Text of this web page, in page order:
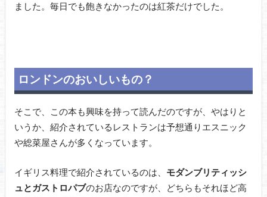
ました。毎日でも飽きなかったのは紅茶だけでした。
ロンドンのおいしいもの？
そこで、この本も興味を持って読んだのですが、やはりと
いうか、紹介されているレストランは予想通りエスニック
や総菜屋さんが多くなっています。
イギリス料理で紹介されているのは、 モダンブリティッシ
ュとガストロパブのお店なのですが、どちらもそれほど高